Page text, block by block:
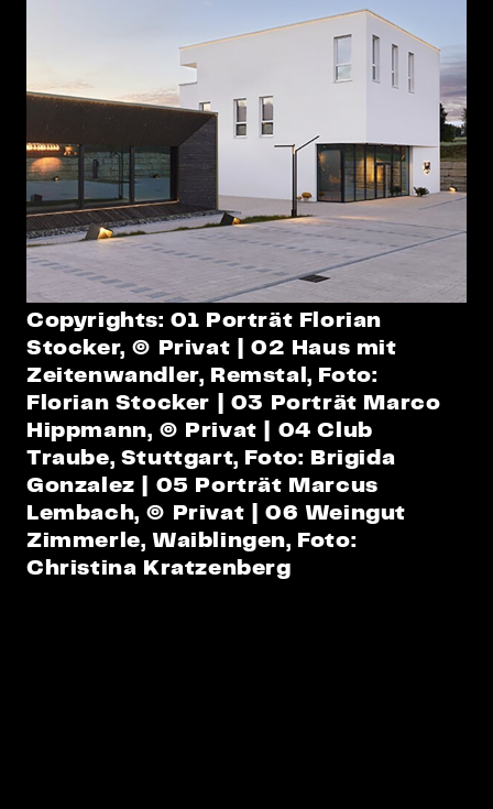
Copyrights: 01 Porträt Florian
Stocker, © Privat | 02 Haus mit
Zeitenwandler, Remstal, Foto:
Florian Stocker | 03
Porträt Marco
Hippmann, © Privat | 04 Club
Traube, Stuttgart, Foto: Brigida
Gonzalez | 05 Porträt Marcus
Lembach, © Privat | 06 Weingut
Zimmerle, Waiblingen, Foto:
Christina Kratzenberg